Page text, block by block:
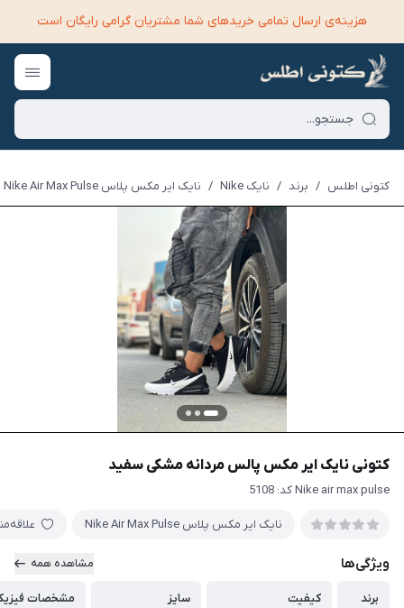
هزینه‌ی ارسال تمامی خرید‌های شما مشتریان گرامی رایگان است
کتونی اطلس / برند / نایک Nike / نایک ایر مکس پلاس Nike Air Max Pulse
کتونی نایک ایر مکس پالس مردانه مشکی سفید
Nike air max pulse کد: 5108
نایک ایر مکس پلاس Nike Air Max Pulse
ویژگی‌ها مشاهده همه
برند
کیفیت
سایز
مشخصات